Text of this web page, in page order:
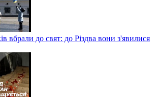
вбрали до свят: до Різдва вони з'явилися